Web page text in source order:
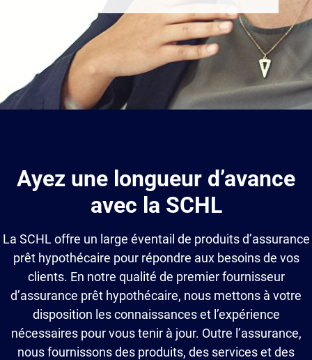
Ayez une longueur d’avance
avec la SCHL
La SCHL offre un large éventail de produits d’assurance
prêt hypothécaire pour répondre aux besoins de vos
clients. En notre qualité de premier fournisseur
d’assurance prêt hypothécaire, nous mettons à votre
disposition les connaissances et l’expérience
nécessaires pour vous tenir à jour. Outre l’assurance,
nous fournissons des produits, des services et des